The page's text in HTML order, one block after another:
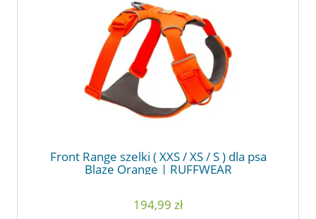
Front Range szelki ( XXS / XS / S ) dla psa
Blaze Orange | RUFFWEAR
194,99 zł